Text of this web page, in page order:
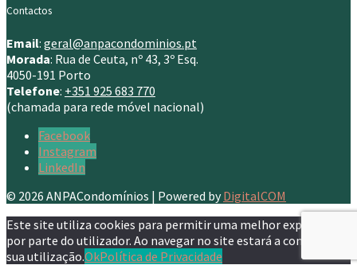
Contactos
Email: geral@anpacondominios.pt
Morada: Rua de Ceuta, nº 43, 3º Esq.
4050-191 Porto
Telefone: +351 925 683 770
(chamada para rede móvel nacional)
Facebook
Instagram
LinkedIn
© 2026 ANPACondomínios | Powered byDigitalCOM
Este site utiliza cookies para permitir uma melhor experiência
por parte do utilizador. Ao navegar no site estará a consentir a
sua utilização.OkPolítica de Privacidade